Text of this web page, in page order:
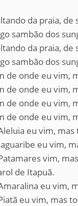
da praia, de
sambão dos
da praia, de
sambão dos
de onde eu vim,
de onde eu vim,
de onde eu vim,
de onde eu vim,
eu vim, mas
eu vim,
vim,
de Itapuã.
eu vim,
eu vim, mas